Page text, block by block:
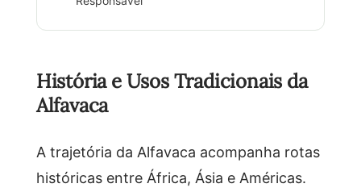
História e Usos Tradicionais da
Alfavaca
A trajetória da Alfavaca acompanha rotas
históricas entre África, Ásia e Américas.